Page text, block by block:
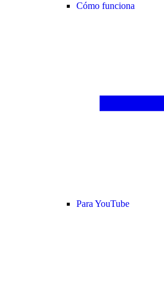
Cómo funciona
Para YouTube